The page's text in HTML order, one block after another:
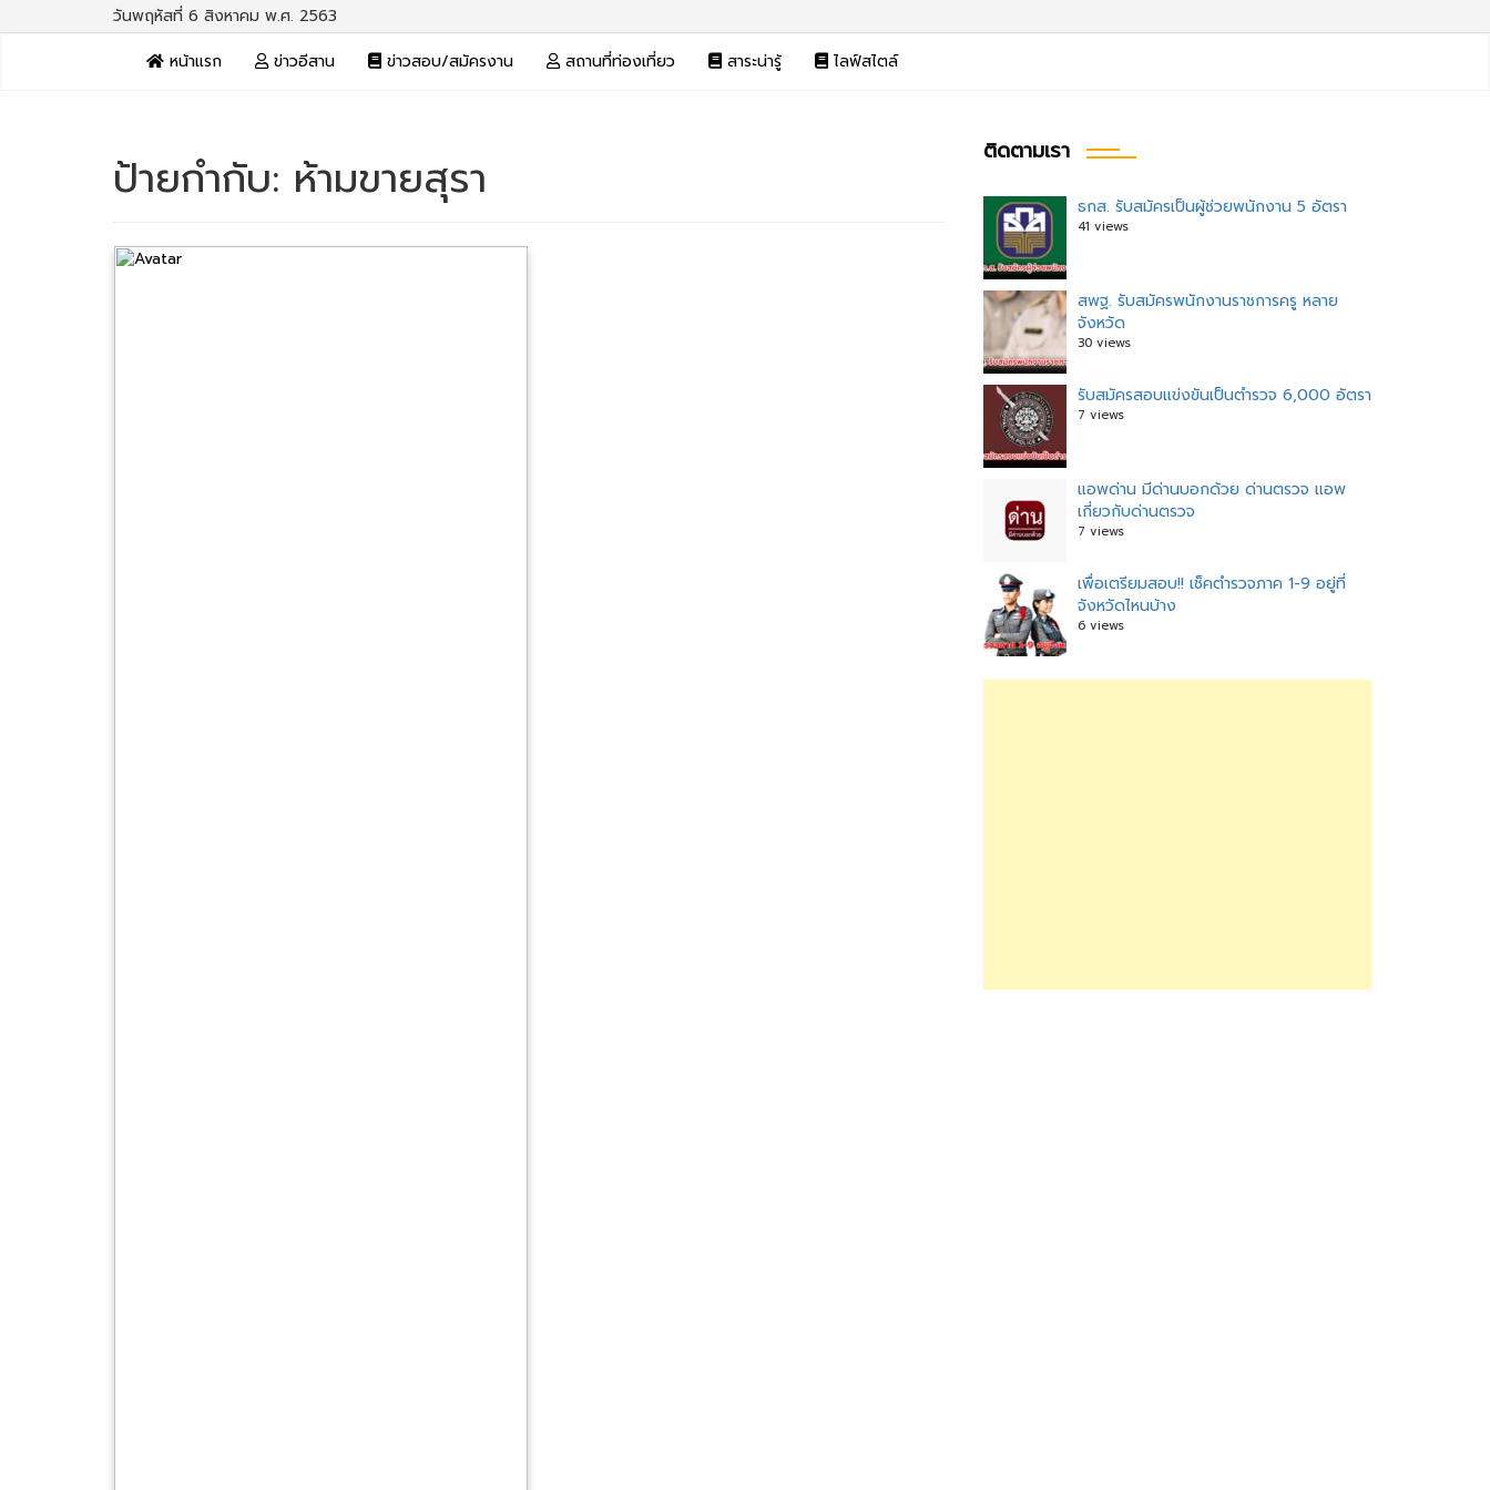
วันพฤหัสที่ 6 สิงหาคม พ.ศ. 2563
หน้าแรก
ข่าวอีสาน ข่าวสอบ/สมัครงาน สถานที่ท่องเที่ยว สาระน่ารู้ ไลฟ์สไตล์
ป้ายกำกับ: ห้ามขายสุรา ติดตามเรา
ธกส. รับสมัครเป็นผู้ช่วยพนักงาน 5 อัตรา
41 views
สพฐ. รับสมัครพนักงานราชการครู หลาย
จังหวัด
30 views
รับสมัครสอบแข่งขันเป็นตำรวจ 6,000 อัตรา
7 views
แอพด่าน มีด่านบอกด้วย ด่านตรวจ แอพ
เกี่ยวกับด่านตรวจ
7 views
เพื่อเตรียมสอบ!! เช็คตำรวจภาค 1-9 อยู่ที่
จังหวัดไหนบ้าง
6 views